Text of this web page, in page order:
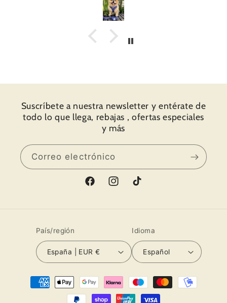
pequeños detalles. Al abrir, una tarjeta y por
detrás un mensaje escrito a mano, que
ilusión, de verdad, se habían tornado la
molestia de escribir a mano y personalizarlo.
conjunto. Recibí el paquete súper súper
descubrir todos los detalles y todo el amor
que ponen en su trabajo. Os muestro fotos.
Muchas gracias por todo y hasta pronto.
Suscríbete a nuestra newsletter y entérate de
todo lo que llega, rebajas , ofertas especiales
y más
Correo electrónico
FacebookInstagramTikTok
País/región
España | EUR €
Idioma
Español
Formas